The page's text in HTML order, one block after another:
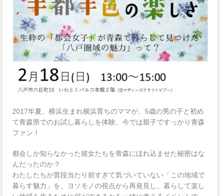
2017年夏、横浜生まれ横浜育ちのママが、5歳の男の子と初め
て青森県でのお試し暮らしを体験。今では親子ですっかり青森
ファン！
都会しか知らなかった彼女たちを青森にほれ込ませた秘密はな
んだったのか？
わたしたちが普段当たり前すぎて気づいていない「この地域で
暮らす魅力」を、ヨソモノの視点から再発見し、暮らして楽し